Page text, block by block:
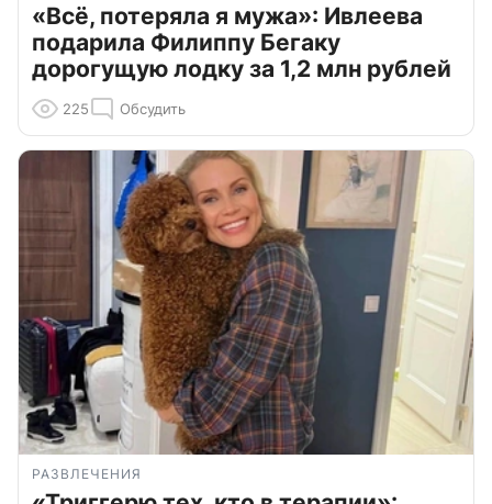
«Всё, потеряла я мужа»: Ивлеева
подарила Филиппу Бегаку
дорогущую лодку за 1,2 млн рублей
225 Обсудить
РАЗВЛЕЧЕНИЯ